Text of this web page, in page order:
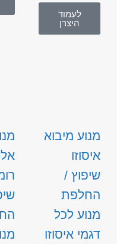
לעמוד
היצרן
מנוע מיבוא
איסוזו
שיפוץ /
החלפת
מנוע לכל
דגמי איסוזו